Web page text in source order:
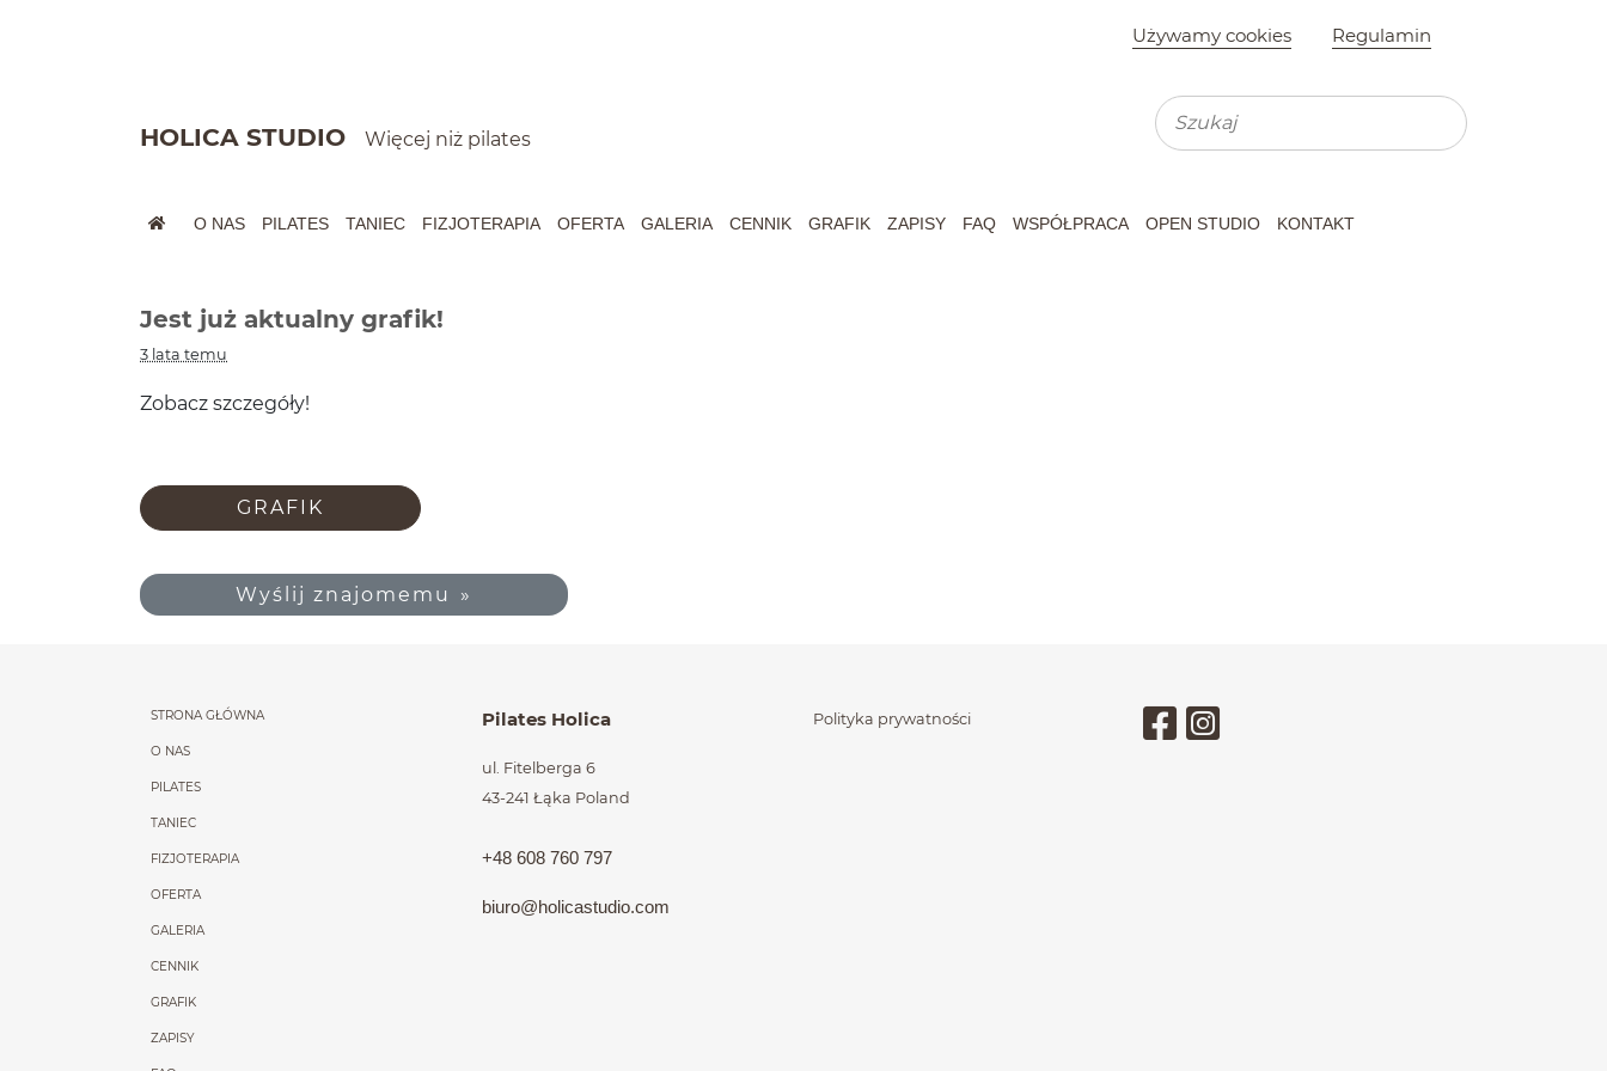
Używamy cookies Regulamin
HOLICA STUDIO Więcej niż pilates Wyszukaj na
O NAS PILATES TANIEC FIZJOTERAPIA OFERTA GALERIA CENNIK GRAFIK ZAPISY FAQ WSPÓŁPRACA OPEN STUDIO KONTAKT
Jest już aktualny grafik!
3 lata temu
Zobacz szczegóły!
GRAFIK
Wyślij znajomemu
Menu główne powtórzone na końcu
STRONA GŁÓWNA
O NAS
PILATES
TANIEC
FIZJOTERAPIA
OFERTA
GALERIA
CENNIK
GRAFIK
ZAPISY
Pilates Holica
ul. Fitelberga 6
43-241 Łąka Poland
+48 608 760 797
biuro@holicastudio.com
Polityka prywatności